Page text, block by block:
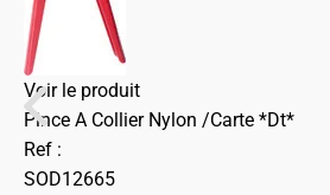
Voir le produit
Pince A Collier Nylon /Carte *Dt*
Ref :
SOD12665